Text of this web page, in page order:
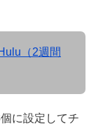
（2週間
に設定してチ